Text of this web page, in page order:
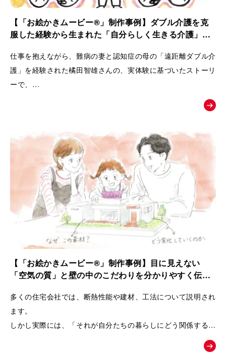
【「お絵かきムービー®」制作事例】ダブル介護を克
服した経験から生まれた「自分らしく生きる介護」ス
仕事を抱えながら、難病の妻と認知症の母の「遠距離ダブル介
護」を経験された橘田智雄さんの、実体験に基づいたストーリ
ーで、
働き盛りでの介護離職防止や、ケアラーのメンタルヘルスとい
う現代の重要な社会課題にスポットを当てた、啓発・相談窓口
【「お絵かきムービー®」制作事例】目に見えない
「空気の質」と壁の中のこだわりを分かりやすく伝え
多くの住宅会社では、断熱性能や建材、工法について説明され
ます。
しかし実際には、「それが自分たちの暮らしにどう関係するの
か」が伝わりにくく、お客様の記憶に残りにくいという課題が